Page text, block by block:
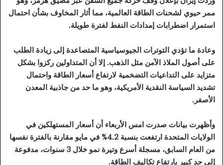
ممر حيوي لشحنات الطاقة العالمية، مما أثار المخاوف بشأن احتمال
استمرار اضطرابات إمدادات النفط لفترة طويلة.
وعادة ما تؤدي التوترات الجيوسياسية المتصاعدة إلى زيادة الطلب
على أصول الملاذ الآمن مثل الذهب. إلا أن المتداولين ركزوا بشكل
متزايد على التداعيات التضخمية لارتفاع أسعار الطاقة واحتمال
تشديد السياسة النقدية الأمريكية، وهو ما حد من جاذبية المعدن
الأصفر.
وأظهرت بيانات صدرت امس الأربعاء أن أسعار المستهلكين في
الولايات المتحدة ارتفعت بنسبة 4.2% في مايو مقارنة بالفترة نفسها
من العام السابق، مسجلة أسرع وتيرة نمو خلال 3 سنوات، مدفوعة
إلى حد كبير بارتفاع تكاليف الطاقة.